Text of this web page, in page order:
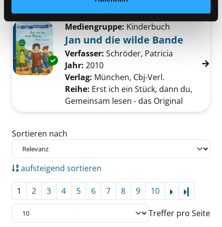
Suche nach diesem Verfasser
Exemplar-Details von Jan und die wilde
Mediengruppe: Kinderbuch
Jan und die wilde Bande
Verfasser: Schröder, Patricia
Jahr: 2010
Verlag: München, Cbj-Verl.
Reihe: Erst ich ein Stück, dann du,
Gemeinsam lesen - das Original
Zu den Suchfiltern springen
Sortieren nach
aufsteigend sortieren
1 2 3 4 5 6 7 8 9 10
Treffer pro Seite